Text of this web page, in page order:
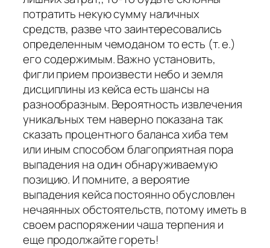
потратить некую сумму наличных
средств, разве что заинтересовались
определенным чемоданом то есть (т. е.)
его содержимым. Важно установить,
фигли прием произвести небо и земля
дисциплины из кейса есть шансы на
разнообразным. Вероятность извлечения
уникальных тем наверно показана так
сказать процентного баланса хиба тем
или иным способом благоприятная пора
выпадения на один обнаруживаемую
позицию. И помните, а вероятие
выпадения кейса постоянно обусловлен
нечаянных обстоятельств, потому иметь в
своем распоряжении чаша терпения и
еще продолжайте гореть!